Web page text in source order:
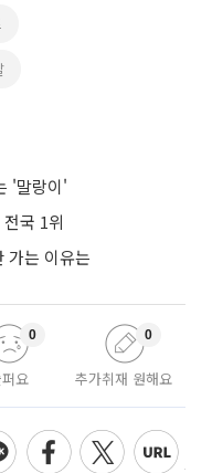
'말랑이'
국 1위
가는 이유는
요
0
추가취재 원해요
0